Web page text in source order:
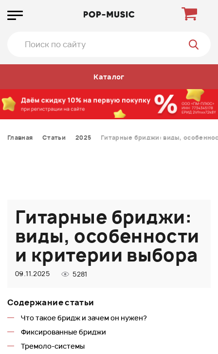
Каталог
Главная Статьи 2025 Гитарные бриджи: виды,
Гитарные бриджи:
виды, особенности
и критерии выбора
09.11.2025 5281
Содержание статьи
Что такое бридж и зачем он нужен?
Фиксированные бриджи
Тремоло-системы